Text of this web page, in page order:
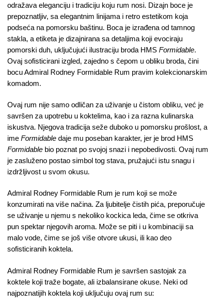
odražava eleganciju i tradiciju koju rum nosi. Dizajn boce je
prepoznatljiv, sa elegantnim linijama i retro estetikom koja
podseća na pomorsku baštinu. Boca je izrađena od tamnog
stakla, a etiketa je dizajnirana sa detaljima koji evociraju
pomorski duh, uključujući ilustraciju broda HMS Formidable.
Ovaj sofisticirani izgled, zajedno s čepom u obliku broda, čini
bocu Admiral Rodney Formidable Rum pravim kolekcionarskim
komadom.
Ovaj rum nije samo odličan za uživanje u čistom obliku, već je
savršen za upotrebu u koktelima, kao i za razna kulinarska
iskustva. Njegova tradicija seže duboko u pomorsku prošlost, a
ime Formidable daje mu poseban karakter, jer je brod HMS
Formidable bio poznat po svojoj snazi i nepobedivosti. Ovaj rum
je zasluženo postao simbol tog stava, pružajući istu snagu i
izdržljivost u svom okusu.
Admiral Rodney Formidable Rum je rum koji se može
konzumirati na više načina. Za ljubitelje čistih pića, preporučuje
se uživanje u njemu s nekoliko kockica leda, čime se otkriva
pun spektar njegovih aroma. Može se piti i u kombinaciji sa
malo vode, čime se još više otvore ukusi, ili kao deo
sofisticiranih koktela.
Admiral Rodney Formidable Rum je savršen sastojak za
koktele koji traže bogate, ali izbalansirane okuse. Neki od
najpoznatijih koktela koji uključuju ovaj rum su: